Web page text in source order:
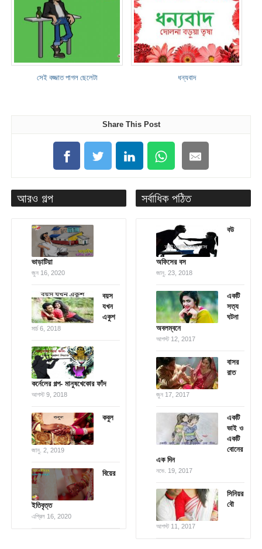
সেই বজ্জাত পাগল ছেলেটা ধন্যবাদ
Share This Post
আরও গল্প
ভাড়াটিয়া
জুন 16, 2020
বয়স
যখন
একুশ
মার্চ 6, 2018
কর্নেলের গল্প- মানুষখেকোর ফাঁদ
আগস্ট 9, 2018
কবুল
জানু. 2, 2019
বিয়ের
ইতিবৃত্ত
এপ্রিল 16, 2020
সর্বাধিক পঠিত
বউ
অফিসের বস
জানু. 23, 2018
একটি
সত্য
ঘটনা
অবলম্বনে
আগস্ট 12, 2017
বাসর
রাত
জুন 17, 2017
একটি
ভাই ও
একটি
বোনের
এক দিন
নভে. 19, 2017
সিনিয়র
বৌ
আগস্ট 11, 2017